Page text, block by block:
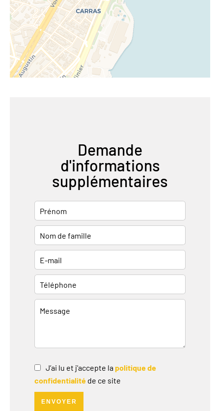
Demande
d'informations
supplémentaires
J’ai lu et j'accepte la politique de
confidentialité de ce site
ENVOYER